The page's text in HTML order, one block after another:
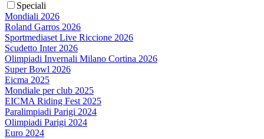
Speciali
Mondiali 2026
Roland Garros 2026
Sportmediaset Live Riccione 2026
Scudetto Inter 2026
Olimpiadi Invernali Milano Cortina 2026
Super Bowl 2026
Eicma 2025
Mondiale per club 2025
EICMA Riding Fest 2025
Paralimpiadi Parigi 2024
Olimpiadi Parigi 2024
Euro 2024